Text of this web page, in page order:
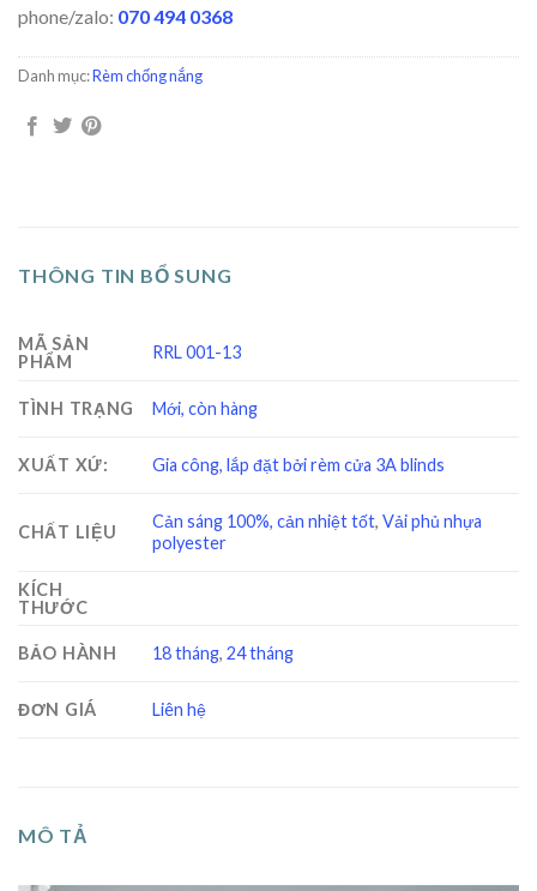
phone/zalo: 070 494 0368
Danh mục:Rèm chống nắng
THÔNG TIN BỔ SUNG
MÃ SẢN
PHẨM
RRL 001-13
TÌNH TRẠNG Mới, còn hàng
XUẤT XỨ: Gia công, lắp đặt bởi rèm cửa 3A blinds
CHẤT LIỆU
Cản sáng 100%, cản nhiệt tốt,Vải phủ nhựa
polyester
KÍCH
THƯỚC
BẢO HÀNH 18 tháng,24 tháng
ĐƠN GIÁ Liên hệ
MÔ TẢ